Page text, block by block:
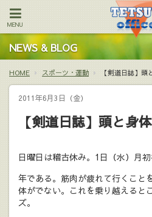
MENU
NEWS & BLOG
HOME スポーツ・運動 【剣道日誌】頭
2011年6月3日（金）
【剣道日誌】頭と身
日曜日は稽古休み。1日（水）月
年である。筋肉が疲れて行くこと
体がでない。これを乗り越えると
ズ。